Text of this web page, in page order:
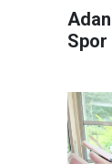
Spor